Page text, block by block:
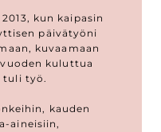
kun kaipasin
päivätyöni
kuvaamaan
kuluttua
tuli työ.
kauden
aineisiin,